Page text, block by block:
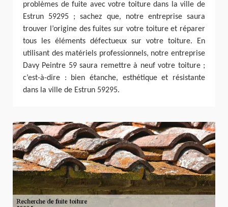
problèmes de fuite avec votre toiture dans la ville de
Estrun 59295 ; sachez que, notre entreprise saura
trouver l’origine des fuites sur votre toiture et réparer
tous les éléments défectueux sur votre toiture. En
utilisant des matériels professionnels, notre entreprise
Davy Peintre 59 saura remettre à neuf votre toiture ;
c’est-à-dire : bien étanche, esthétique et résistante
dans la ville de Estrun 59295.